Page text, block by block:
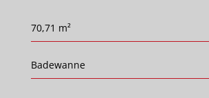
70,71 m²
Badewanne